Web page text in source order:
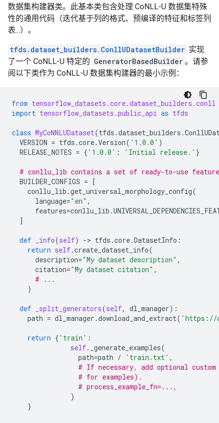
数据集构建器类。此基本类包含处理 CoNLL-U 数据集特殊
性的通用代码（迭代基于列的格式、预编译的特征和标签列
表...）。
tfds.dataset_builders.ConllUDatasetBuilder 实现
了一个 CoNLL-U 特定的 GeneratorBasedBuilder 。请参
阅以下类作为 CoNLL-U 数据集构建器的最小示例：
from tensorflow_datasets.core.dataset_builders.conll
import tensorflow_datasets.public_api as tfds
class MyCoNNLUDataset(tfds .dataset_builders .
VERSION = tfds .core.Version( '1.0.0' )
RELEASE_NOTES = { '1.0.0' : 'Initial release.' }
# conllu_lib contains a set of ready-to-use
BUILDER_CONFIGS = [
conllu_lib .get_universal_morphology_config(
language="en" ,
features=conllu_lib .
]
def _info(self) -> tfds .core.DatasetInfo :
return self.create_dataset_info(
description="My dataset description" ,
citation="My dataset citation" ,
# ...
)
def _split_generators(self, dl_manager):
path = dl_manager .download_and_extract( 'https://
return { 'train' :
self. _generate_examples(
path=path / 'train.txt' ,
# If necessary, add optional
# for examples).
# process_example_fn=...,
)
}